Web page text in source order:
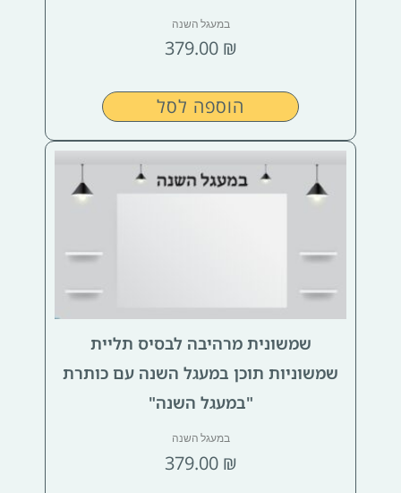
במעגל השנה
379.00 ₪
הוספה לסל
שמשונית מרהיבה לבסיס תליית
שמשוניות תוכן במעגל השנה עם כותרת
"במעגל השנה"
במעגל השנה
379.00 ₪